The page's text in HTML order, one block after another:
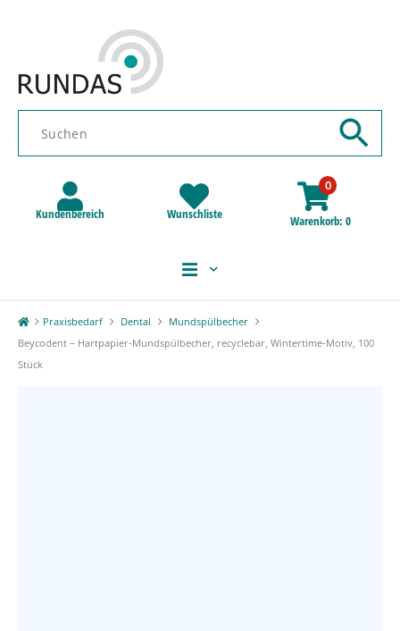
Kundenbereich Wunschliste
0
Warenkorb 0
Praxisbedarf Dental
Mundspülbecher
Beycodent – Hartpapier-Mundspülbecher, recyclebar, Wintertime-Motiv, 100
Stück